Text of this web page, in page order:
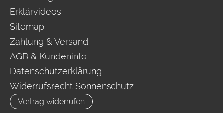
Erklärvideos
Sitemap
Zahlung & Versand
AGB & Kundeninfo
Datenschutzerklärung
Widerrufsrecht Sonnenschutz
Vertrag widerrufen